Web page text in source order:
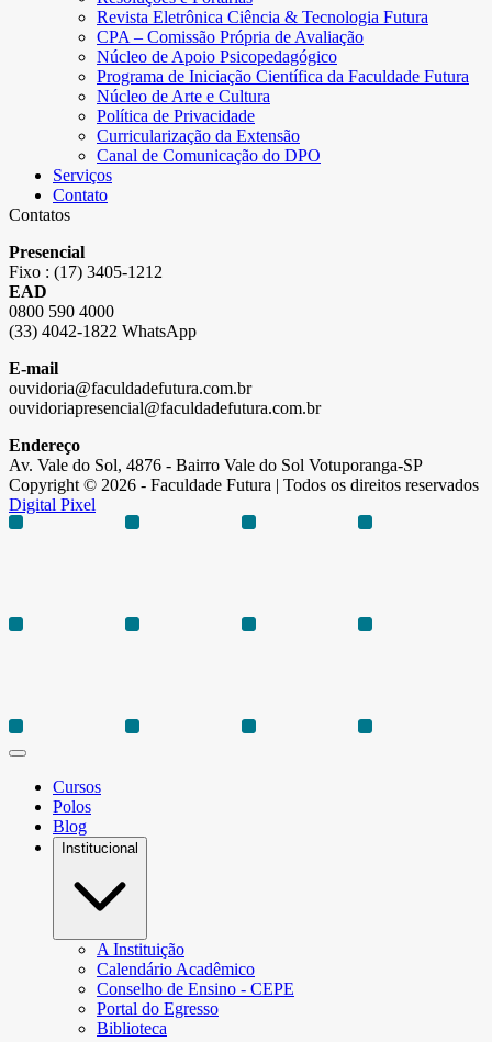
Revista Eletrônica Ciência & Tecnologia Futura
CPA – Comissão Própria de Avaliação
Núcleo de Apoio Psicopedagógico
Programa de Iniciação Científica da Faculdade Futura
Núcleo de Arte e Cultura
Política de Privacidade
Curricularização da Extensão
Canal de Comunicação do DPO
Serviços
Contato
Contatos
Presencial
Fixo : (17) 3405-1212
EAD
0800 590 4000
(33) 4042-1822 WhatsApp
E-mail
ouvidoria@faculdadefutura.com.br
ouvidoriapresencial@faculdadefutura.com.br
Endereço
Av. Vale do Sol, 4876 - Bairro Vale do Sol Votuporanga-SP
Copyright © 2026 - Faculdade Futura | Todos os direitos reservados
Digital Pixel
Cursos
Polos
Blog
Institucional
A Instituição
Calendário Acadêmico
Conselho de Ensino - CEPE
Portal do Egresso
Biblioteca